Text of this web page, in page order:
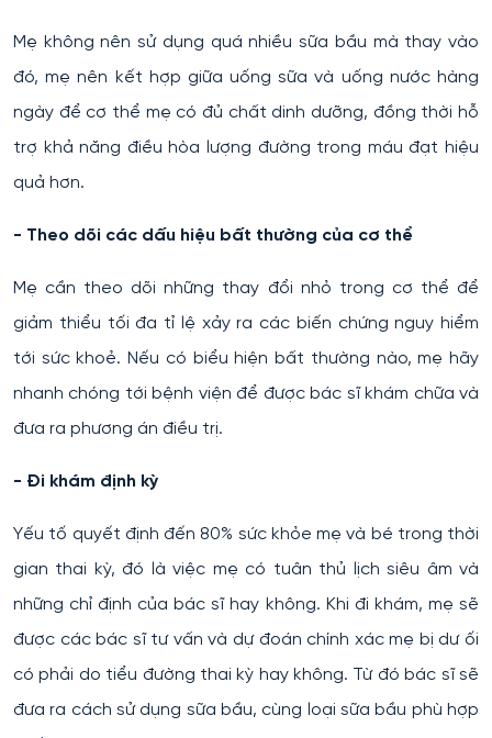
Mẹ không nên sử dụng quá nhiều sữa bầu mà thay vào
đó, mẹ nên kết hợp giữa uống sữa và uống nước hàng
ngày để cơ thể mẹ có đủ chất dinh dưỡng, đồng thời hỗ
trợ khả năng điều hòa lượng đường trong máu đạt hiệu
quả hơn.
- Theo dõi các dấu hiệu bất thường của cơ thể
Mẹ cần theo dõi những thay đổi nhỏ trong cơ thể để
giảm thiểu tối đa tỉ lệ xảy ra các biến chứng nguy hiểm
tới sức khoẻ. Nếu có biểu hiện bất thường nào, mẹ hãy
nhanh chóng tới bệnh viện để được bác sĩ khám chữa và
đưa ra phương án điều trị.
- Đi khám định kỳ
Yếu tố quyết định đến 80% sức khỏe mẹ và bé trong thời
gian thai kỳ, đó là việc mẹ có tuân thủ lịch siêu âm và
những chỉ định của bác sĩ hay không. Khi đi khám, mẹ sẽ
được các bác sĩ tư vấn và dự đoán chính xác mẹ bị dư ối
có phải do tiểu đường thai kỳ hay không. Từ đó bác sĩ sẽ
đưa ra cách sử dụng sữa bầu, cùng loại sữa bầu phù hợp